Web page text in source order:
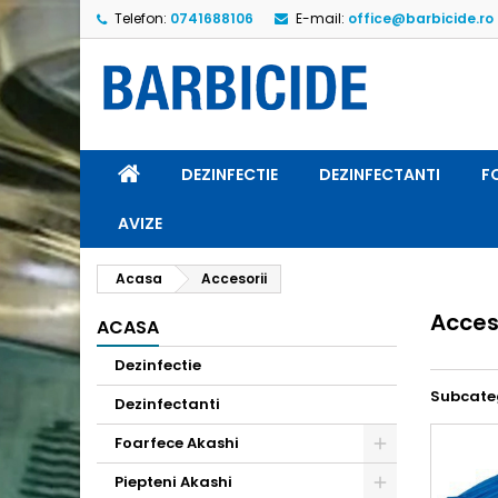
Telefon: 0741688106 E-mail: office@barbicide.ro
DEZINFECTIE DEZINFECTANTI
AVIZE
Acasa Accesorii
ACASA
Dezinfectie
Dezinfectanti
Foarfece Akashi
Piepteni Akashi